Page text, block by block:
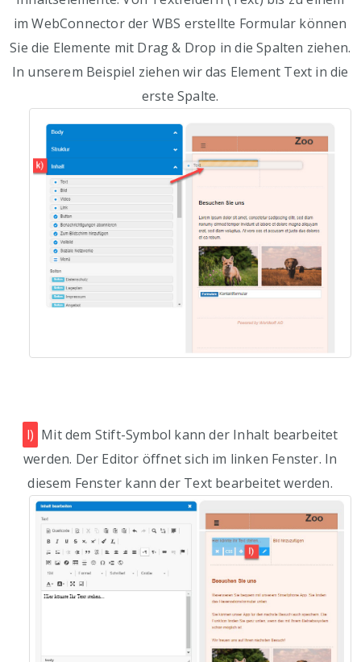
im WebConnector der WBS erstellte Formular können
Sie die Elemente mit Drag & Drop in die Spalten ziehen.
In unserem Beispiel ziehen wir das Element Text in die
erste Spalte.
l) Mit dem Stift-Symbol kann der Inhalt bearbeitet
werden. Der Editor öffnet sich im linken Fenster. In
diesem Fenster kann der Text bearbeitet werden.